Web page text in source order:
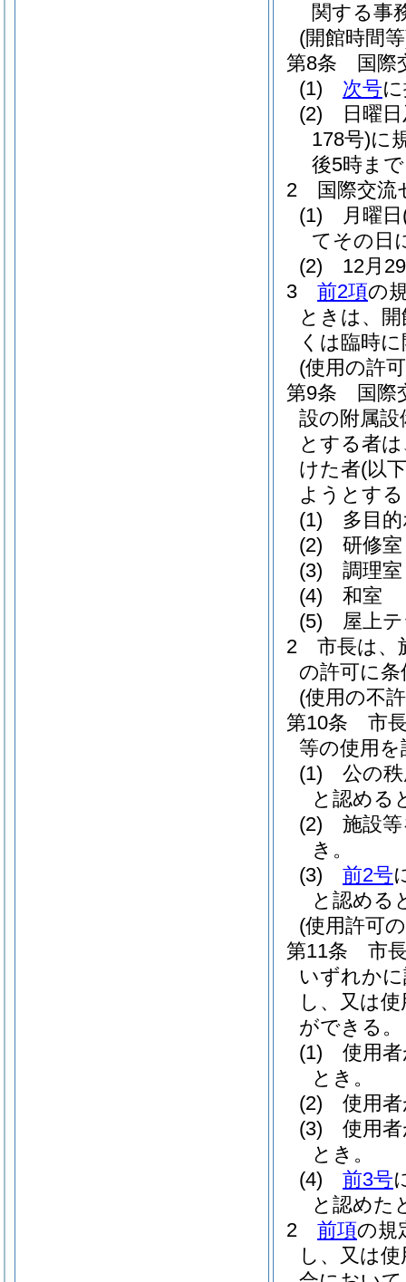
関する事
(開館時間
第8条
国際
(1)
次号
(2)
日曜
178号)に
後5時まで
2
国際交
(1)
月曜日
てその日
(2)
12月
3
前2項の
ときは、
くは臨時
(使用の許
第9条
国際
設の附属設
とする者
けた者(以
ようとす
(1)
多目
(2)
研修室
(3)
調理室
(4)
和室
(5)
屋上
2
市長は、
の許可に
(使用の不
第10条
市
等の使用
(1)
公の
と認める
(2)
施設
き。
(3)
前2号
と認める
(使用許可
第11条
市
いずれか
し、又は
ができる。
(1)
使用
とき。
(2)
使用
(3)
使用
とき。
(4)
前3号
と認めた
2
前項の規
し、又は